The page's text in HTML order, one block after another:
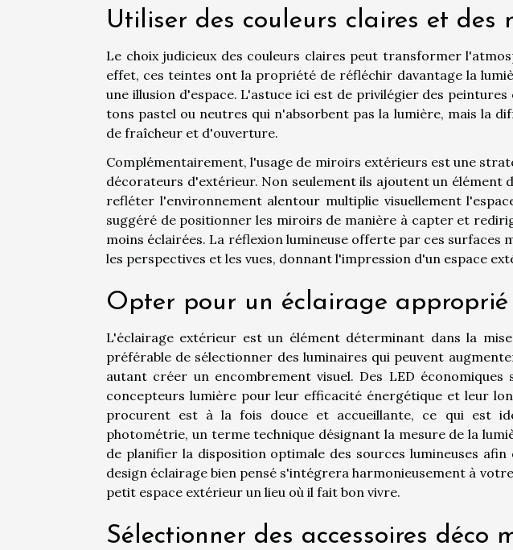
Utiliser des couleurs claires et des
Le choix judicieux des couleurs claires peut transformer
effet, ces teintes ont la propriété de réfléchir davantage la
une illusion d'espace. L'astuce ici est de privilégier des
tons pastel ou neutres qui n'absorbent pas la lumière, mais la
de fraîcheur et d'ouverture.
Complémentairement, l'usage de miroirs extérieurs est une
décorateurs d'extérieur. Non seulement ils ajoutent un élément
refléter l'environnement alentour multiplie visuellement
suggéré de positionner les miroirs de manière à capter et
moins éclairées. La réflexion lumineuse offerte par ces
les perspectives et les vues, donnant l'impression d'un espace
Opter pour un éclairage approprié
L'éclairage extérieur est un élément déterminant dans la
préférable de sélectionner des luminaires qui peuvent
autant créer un encombrement visuel. Des LED
concepteurs lumière pour leur efficacité énergétique et leur
procurent est à la fois douce et accueillante, ce qui est
photométrie, un terme technique désignant la mesure de la
de planifier la disposition optimale des sources lumineuses
design éclairage bien pensé s'intégrera harmonieusement à
petit espace extérieur un lieu où il fait bon vivre.
Sélectionner des accessoires déco